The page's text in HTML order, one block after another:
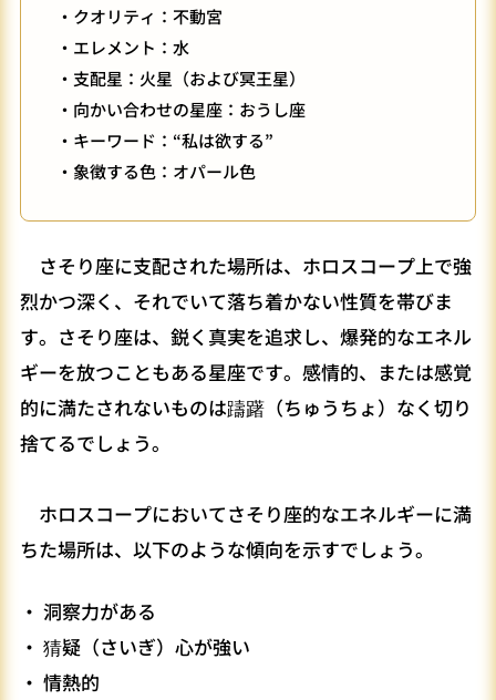
・クオリティ：不動宮
・エレメント：水
・支配星：火星（および冥王星）
・向かい合わせの星座：おうし座
・キーワード：“私は欲する”
・象徴する色：オパール色
さそり座に支配された場所は、ホロスコープ上で強
烈かつ深く、それでいて落ち着かない性質を帯びま
す。さそり座は、鋭く真実を追求し、爆発的なエネル
ギーを放つこともある星座です。感情的、または感覚
的に満たされないものは躊躇（ちゅうちょ）なく切り
捨てるでしょう。
ホロスコープにおいてさそり座的なエネルギーに満
ちた場所は、以下のような傾向を示すでしょう。
・ 洞察力がある
・ 猜疑（さいぎ）心が強い
・ 情熱的